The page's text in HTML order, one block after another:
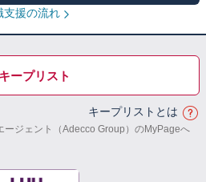
支援の流れ
キープリスト
キープリストとは
ージェント（Adecco Group）のMyPageへ